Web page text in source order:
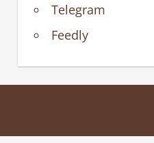
Telegram
Feedly